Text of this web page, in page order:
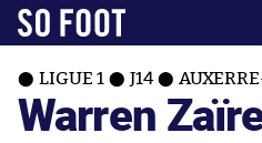
LIGUE 1 J14
Warren